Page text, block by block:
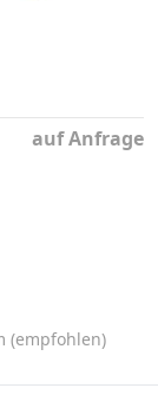
auf Anfrage
(empfohlen)